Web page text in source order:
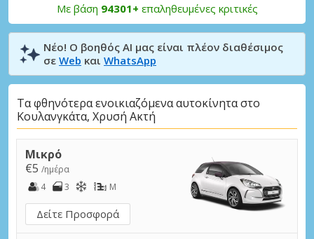
Με βάση 94301+ επαληθευμένες κριτικές
Νέο! Ο βοηθός AI μας είναι πλέον διαθέσιμος
σε Web και WhatsApp
Τα φθηνότερα ενοικιαζόμενα αυτοκίνητα στο
Κουλανγκάτα, Χρυσή Ακτή
Μικρό
€5 /ημέρα
4
3 M
Δείτε Προσφορά